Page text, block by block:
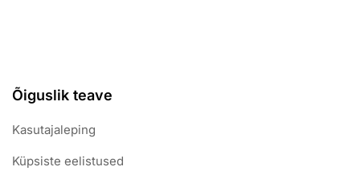
Õiguslik teave
Kasutajaleping
Küpsiste eelistused